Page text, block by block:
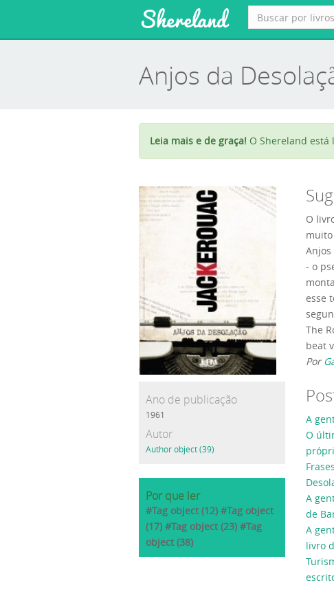
Shereland
Anjos da
Leia mais e de graça! O Shereland
Ano de publicação
1961
Autor
Author object (39)
Por que ler
#Tag object (12) #Tag object
(17) #Tag object (23) #Tag
object (38)
O
Anjos
- o
esse
The
beat
Por
A
O
A
de
A
livro